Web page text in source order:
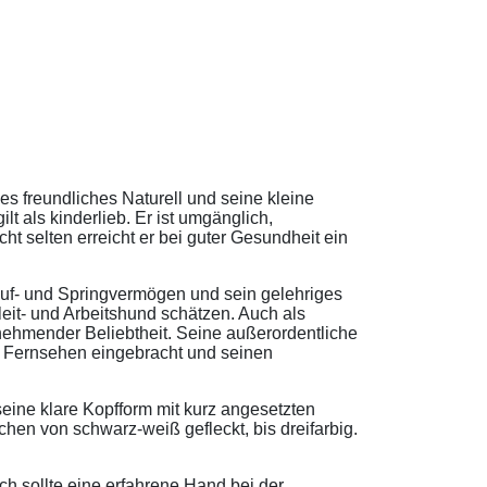
freundliches Naturell und seine kleine
als kinderlieb. Er ist umgänglich,
selten erreicht er bei guter Gesundheit ein
und Springvermögen und sein gelehriges
und Arbeitshund schätzen. Auch als
Beliebtheit. Seine außerordentliche
eingebracht und seinen
klare Kopfform mit kurz angesetzten
von schwarz-weiß gefleckt, bis dreifarbig.